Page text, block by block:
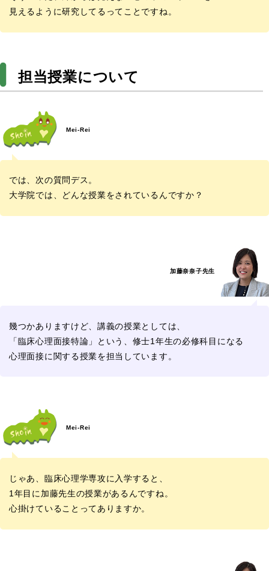
見えるように研究してるってことですね。
担当授業について
Mei-Rei
では、次の質問デス。
大学院では、どんな授業をされているんですか？
加藤奈奈子先生
幾つかありますけど、講義の授業としては、
「臨床心理面接特論」という、修士1年生の必修科目になる
心理面接に関する授業を担当しています。
Mei-Rei
じゃあ、臨床心理学専攻に入学すると、
1年目に加藤先生の授業があるんですね。
心掛けていることってありますか。